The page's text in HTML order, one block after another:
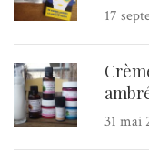
17
31 mai